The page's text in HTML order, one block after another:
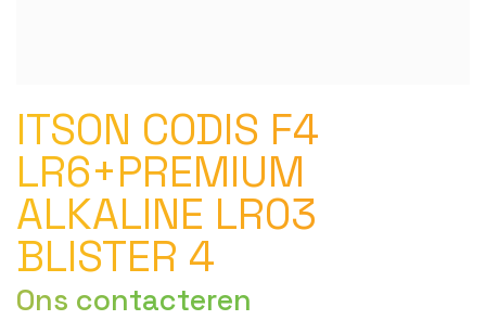
ITSON CODIS F4
LR6+PREMIUM
ALKALINE LR03
BLISTER 4
Ons contacteren